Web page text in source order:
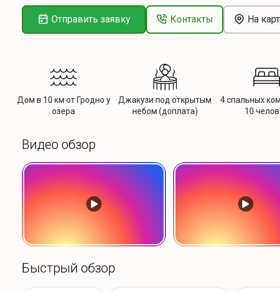
Отправить заявку Контакты На
Дом в 10 км от Гродно у
озера
Джакузи под открытым
небом (доплата)
4 спальных
10
Видео обзор
Быстрый обзор